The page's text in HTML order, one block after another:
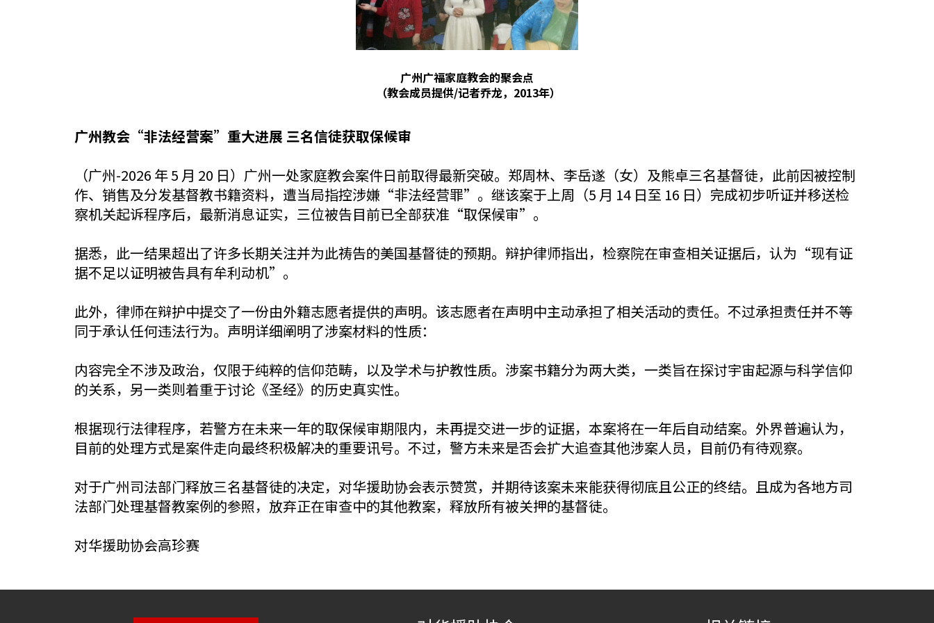
广州广福家庭教会的聚会点
（教会成员提供/记者乔龙，2013年）
广州教会“非法经营案”重大进展 三名信徒获取保候审
（广州-2026 年 5 月 20 日）广州一处家庭教会案件日前取得最新突破。郑周林、李岳遂（女）及熊卓三名基督徒，此前因被控制
作、销售及分发基督教书籍资料，遭当局指控涉嫌“非法经营罪”。继该案于上周（5 月 14 日至 16 日）完成初步听证并移送检
察机关起诉程序后，最新消息证实，三位被告目前已全部获准“取保候审”。
据悉，此一结果超出了许多长期关注并为此祷告的美国基督徒的预期。辩护律师指出，检察院在审查相关证据后，认为“现有证
据不足以证明被告具有牟利动机”。
此外，律师在辩护中提交了一份由外籍志愿者提供的声明。该志愿者在声明中主动承担了相关活动的责任。不过承担责任并不等
同于承认任何违法行为。声明详细阐明了涉案材料的性质：
内容完全不涉及政治，仅限于纯粹的信仰范畴，以及学术与护教性质。涉案书籍分为两大类，一类旨在探讨宇宙起源与科学信仰
的关系，另一类则着重于讨论《圣经》的历史真实性。
根据现行法律程序，若警方在未来一年的取保候审期限内，未再提交进一步的证据，本案将在一年后自动结案。外界普遍认为，
目前的处理方式是案件走向最终积极解决的重要讯号。不过，警方未来是否会扩大追查其他涉案人员，目前仍有待观察。
对于广州司法部门释放三名基督徒的决定，对华援助协会表示赞赏，并期待该案未来能获得彻底且公正的终结。且成为各地方司
法部门处理基督教案例的参照，放弃正在审查中的其他教案，释放所有被关押的基督徒。
对华援助协会高珍赛